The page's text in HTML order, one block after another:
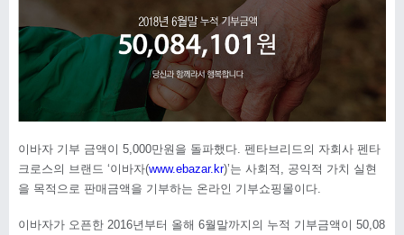
이바자 기부 금액이 5,000만원을 돌파했다. 펜타브리드의 자회사 펜타
크로스의 브랜드 ‘이바자(www.ebazar.kr)’는 사회적, 공익적 가치 실현
을 목적으로 판매금액을 기부하는 온라인 기부쇼핑몰이다.
이바자가 오픈한 2016년부터 올해 6월말까지의 누적 기부금액이 50,08